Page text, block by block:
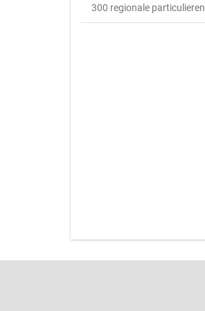
300 regionale particulieren